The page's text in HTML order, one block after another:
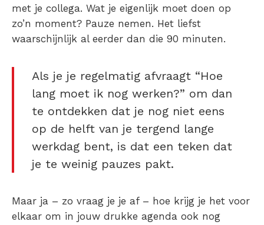
met je collega. Wat je eigenlijk moet doen op
zo’n moment? Pauze nemen. Het liefst
waarschijnlijk al eerder dan die 90 minuten.
Als je je regelmatig afvraagt “Hoe
lang moet ik nog werken?” om dan
te ontdekken dat je nog niet eens
op de helft van je tergend lange
werkdag bent, is dat een teken dat
je te weinig pauzes pakt.
Maar ja – zo vraag je je af – hoe krijg je het voor
elkaar om in jouw drukke agenda ook nog